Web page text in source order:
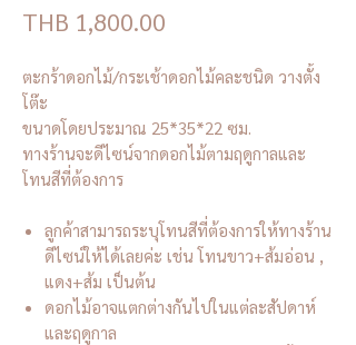
THB 1,800.00
ตะกร้าดอกไม้/กระเช้าดอกไม้คละชนิด วางตั้ง
โต๊ะ
ขนาดโดยประมาณ 25*35*22 ซม.
ทางร้านจะดีไซน์จากดอกไม้ตามฤดูกาลและ
โทนสีที่ต้องการ
ลูกค้าสามารถระบุโทนสีที่ต้องการให้ทางร้าน
ดีไซน์ให้ได้เลยค่ะ เช่น โทนขาว+ส้มอ่อน ,
แดง+ส้ม เป็นต้น
ดอกไม้อาจแตกต่างกันไปในแต่ละสัปดาห์
และฤดูกาล